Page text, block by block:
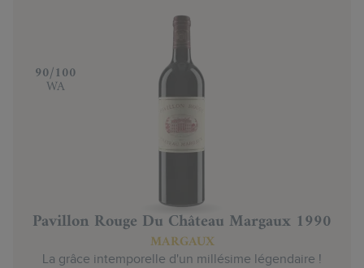
‍90/100
WA
Pavillon Rouge Du Château Margaux 1990
MARGAUX
La grâce intemporelle d'un millésime légendaire !